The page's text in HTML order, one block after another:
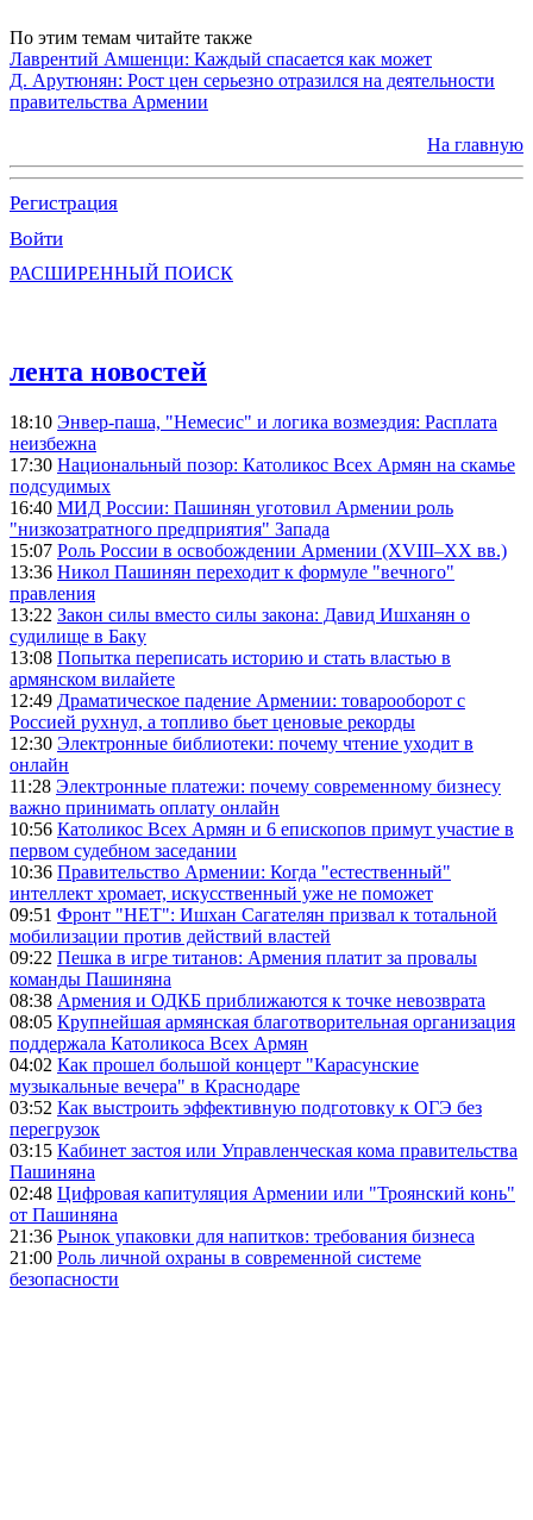
По этим темам читайте также
Лаврентий Амшенци: Каждый спасается как может
Д. Арутюнян: Рост цен серьезно отразился на деятельности
правительства Армении
На главную
Регистрация
Войти
РАСШИРЕННЫЙ ПОИСК
лента новостей
18:10 Энвер-паша, "Немесис" и логика возмездия: Расплата
неизбежна
17:30 Национальный позор: Католикос Всех Армян на скамье
подсудимых
16:40 МИД России: Пашинян уготовил Армении роль
"низкозатратного предприятия" Запада
15:07 Роль России в освобождении Армении (XVIII–XX вв.)
13:36 Никол Пашинян переходит к формуле "вечного"
правления
13:22 Закон силы вместо силы закона: Давид Ишханян о
судилище в Баку
13:08 Попытка переписать историю и стать властью в
армянском вилайете
12:49 Драматическое падение Армении: товарооборот с
Россией рухнул, а топливо бьет ценовые рекорды
12:30 Электронные библиотеки: почему чтение уходит в
онлайн
11:28 Электронные платежи: почему современному бизнесу
важно принимать оплату онлайн
10:56 Католикос Всех Армян и 6 епископов примут участие в
первом судебном заседании
10:36 Правительство Армении: Когда "естественный"
интеллект хромает, искусственный уже не поможет
09:51 Фронт "НЕТ": Ишхан Сагателян призвал к тотальной
мобилизации против действий властей
09:22 Пешка в игре титанов: Армения платит за провалы
команды Пашиняна
08:38 Армения и ОДКБ приближаются к точке невозврата
08:05 Крупнейшая армянская благотворительная организация
поддержала Католикоса Всех Армян
04:02 Как прошел большой концерт "Карасунские
музыкальные вечера" в Краснодаре
03:52 Как выстроить эффективную подготовку к ОГЭ без
перегрузок
03:15 Кабинет застоя или Управленческая кома правительства
Пашиняна
02:48 Цифровая капитуляция Армении или "Троянский конь"
от Пашиняна
21:36 Рынок упаковки для напитков: требования бизнеса
21:00 Роль личной охраны в современной системе
безопасности